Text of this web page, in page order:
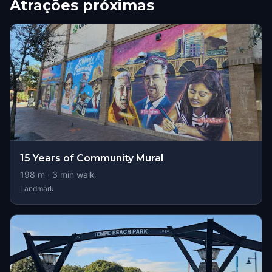
Atrações próximas
15 Years of Community Mural
198 m · 3 min walk
Landmark